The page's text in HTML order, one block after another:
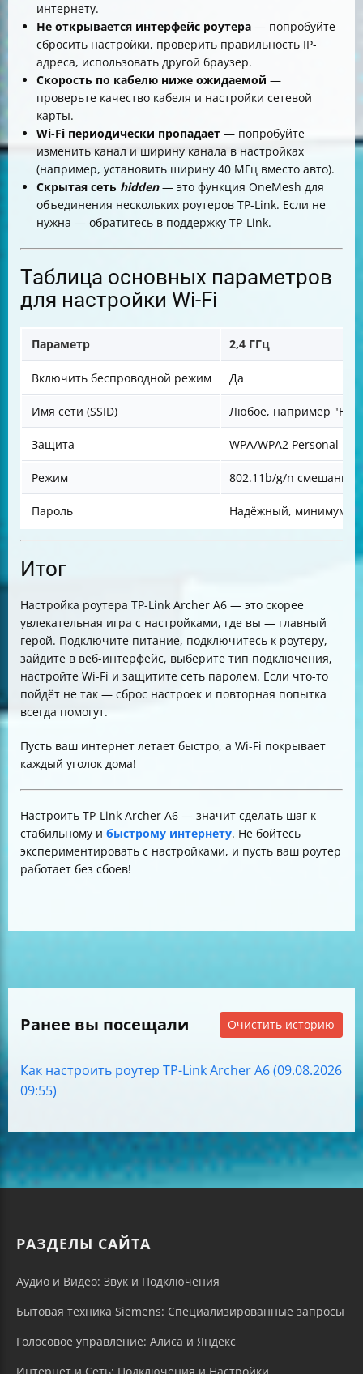
интернету.
Не открывается интерфейс роутера — попробуйте
сбросить настройки, проверить правильность IP-
адреса, использовать другой браузер.
Скорость по кабелю ниже ожидаемой —
проверьте качество кабеля и настройки сетевой
карты.
Wi-Fi периодически пропадает — попробуйте
изменить канал и ширину канала в настройках
(например, установить ширину 40 МГц вместо авто).
Скрытая сеть hidden— это функция OneMesh для
объединения нескольких роутеров TP-Link. Если не
нужна — обратитесь в поддержку TP-Link.
Таблица основных параметров
для настройки Wi-Fi
Параметр 2,4 ГГц
Включить беспроводной режим Да
Имя сети (SSID) Любое, например
Защита WPA/WPA2 Personal
Режим 802.11b/g/n
Пароль Надёжный, минимум 8
Итог
Настройка роутера TP-Link Archer A6 — это скорее
увлекательная игра с настройками, где вы — главный
герой. Подключите питание, подключитесь к роутеру,
зайдите в веб-интерфейс, выберите тип подключения,
настройте Wi-Fi и защитите сеть паролем. Если что-то
пойдёт не так — сброс настроек и повторная попытка
всегда помогут.
Пусть ваш интернет летает быстро, а Wi-Fi покрывает
каждый уголок дома!
Настроить TP-Link Archer A6 — значит сделать шаг к
стабильному и быстрому интернету. Не бойтесь
экспериментировать с настройками, и пусть ваш роутер
работает без сбоев!
Ранее вы посещали Очистить историю
Как настроить роутер TP-Link Archer A6 (09.08.2026
09:55)
РАЗДЕЛЫ САЙТА
Аудио и Видео: Звук и Подключения
Бытовая техника Siemens: Специализированные запросы
Голосовое управление: Алиса и Яндекс